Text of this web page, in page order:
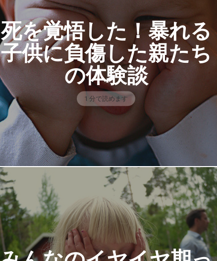
死を覚悟した！暴れる
子供に負傷した親たち
の体験談
1 分で読めます